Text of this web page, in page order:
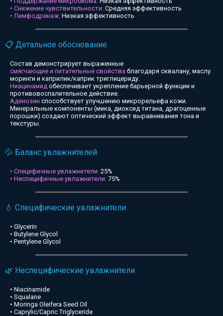
• Снижение чувствительности: Средняя эффективность
• Лимфодренаж: Низкая эффективность
📋 Детальное обоснование
Состав демонстрирует выраженные
смягчающие и питательные свойства благодаря сквалану, маслу
моринги и каприлик/каприк триглицериду.
Ниацинамид обеспечивает укрепление барьерной функции и
противовоспалительное действие.
Аденозин способствует улучшению микрорельефа кожи.
Минеральные компоненты (мика, диоксид титана, драгоценные
порошки) создают оптический эффект выравнивания тона и
текстуры.
💦 Баланс увлажнителей
• Специфичные увлажнители: 25%
• Неспецифичные увлажнители: 75%
💧 Специфические увлажнители
• Glycerin
• Butylene Glycol
• Pentylene Glycol
🌿 Неспецифические увлажнители
• Niacinamide
• Squalane
• Moringa Oleifera Seed Oil
• Caprylic/Capric Triglyceride